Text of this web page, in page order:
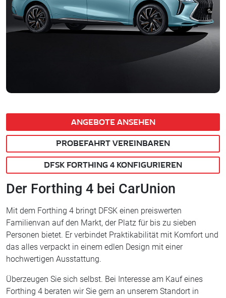
ANGEBOTE ANSEHEN
PROBEFAHRT VEREINBAREN
DFSK FORTHING 4 KONFIGURIEREN
Der Forthing 4 bei CarUnion
Mit dem Forthing 4 bringt DFSK einen preiswerten
Familienvan auf den Markt, der Platz für bis zu sieben
Personen bietet. Er verbindet Praktikabilität mit Komfort und
das alles verpackt in einem edlen Design mit einer
hochwertigen Ausstattung.
Überzeugen Sie sich selbst. Bei Interesse am Kauf eines
Forthing 4 beraten wir Sie gern an unserem Standort in